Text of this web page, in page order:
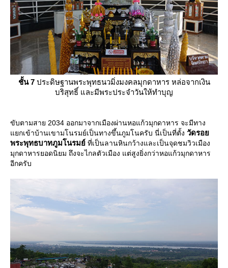
ชั้น 7ประดิษฐานพระพุทธนวมิ่งมงคลมุกดาหาร หล่อจากเงิน
บริสุทธิ์ และมีพระประจำวันให้ทำบุญ
ขับตามสาย 2034 ออกมาจากเมืองผ่านหอแก้วมุกดาหาร จะมีทาง
กเข้าบ้านเขามโนรมย์เป็นทางขึ้นภูมโนครับ นี่เป็นที่ตั้ง วัดรอ
พระพุทธบาทภูมโนรมย์ ที่เป็นลานหินกว้างและเป็นจุดชมวิวเมือง
มุกดาหารยอดนิยม ถึงจะไกลตัวเมือง แต่สูงยิ่งกว่าหอแก้วมุกดาหาร
อีกครับ